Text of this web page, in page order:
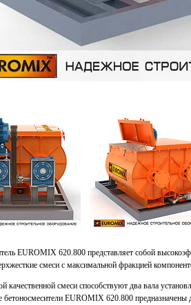
EUROMIX 620.800 представляет собой
смеси с максимальной фракцией
качественной смеси способствуют два вала
бетоносмесители EUROMIX 620.800 предназначены